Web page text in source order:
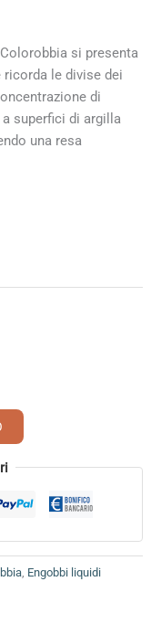
si presenta
ricorda le divise dei
di
superfici di argilla
una resa
, Engobbi liquidi